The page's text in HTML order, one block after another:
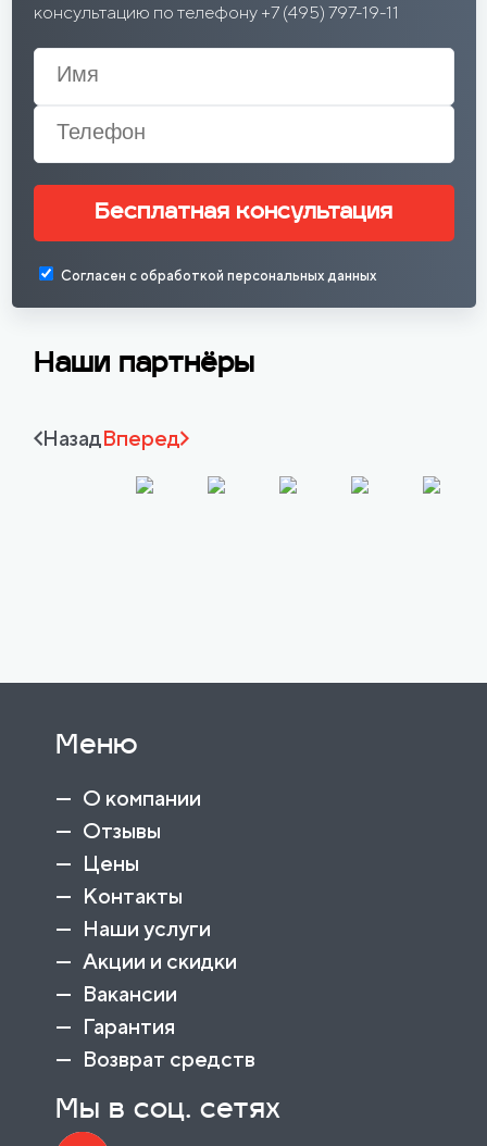
консультацию по телефону +7 (495) 797-19-11
Бесплатная консультация
Согласен с обработкой персональных данных
Наши партнёры
НазадВперед
Меню
О компании
Отзывы
Цены
Контакты
Наши услуги
Акции и скидки
Вакансии
Гарантия
Возврат средств
Мы в соц. сетях